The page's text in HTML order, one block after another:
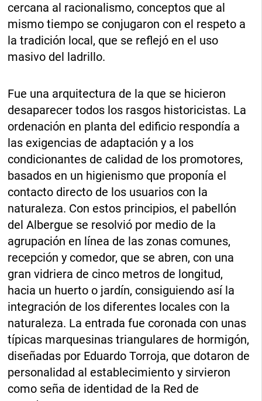
cercana al racionalismo, conceptos que al
mismo tiempo se conjugaron con el respeto a
la tradición local, que se reflejó en el uso
masivo del ladrillo.
Fue una arquitectura de la que se hicieron
desaparecer todos los rasgos historicistas. La
ordenación en planta del edificio respondía a
las exigencias de adaptación y a los
condicionantes de calidad de los promotores,
basados en un higienismo que proponía el
contacto directo de los usuarios con la
naturaleza. Con estos principios, el pabellón
del Albergue se resolvió por medio de la
agrupación en línea de las zonas comunes,
recepción y comedor, que se abren, con una
gran vidriera de cinco metros de longitud,
hacia un huerto o jardín, consiguiendo así la
integración de los diferentes locales con la
naturaleza. La entrada fue coronada con unas
típicas marquesinas triangulares de hormigón,
diseñadas por Eduardo Torroja, que dotaron de
personalidad al establecimiento y sirvieron
como seña de identidad de la Red de